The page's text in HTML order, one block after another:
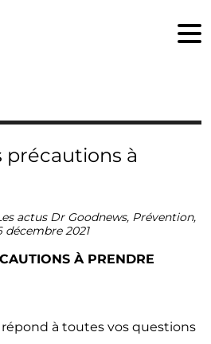
actus Dr Goodnews, Prévention,
décembre 2021
À PRENDRE
à toutes vos questions